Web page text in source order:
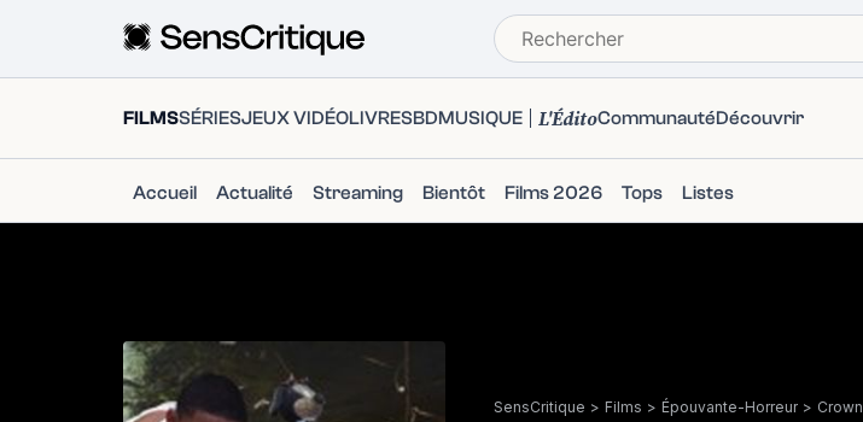
FILMSSÉRIESJEUX VIDÉOLIVRESBDMUSIQUE L'ÉditoCommunautéDécouvrir
Accueil Actualité Streaming Bientôt Films 2026 Tops Listes
SensCritique > Films > Épouvante-Horreur > Crown